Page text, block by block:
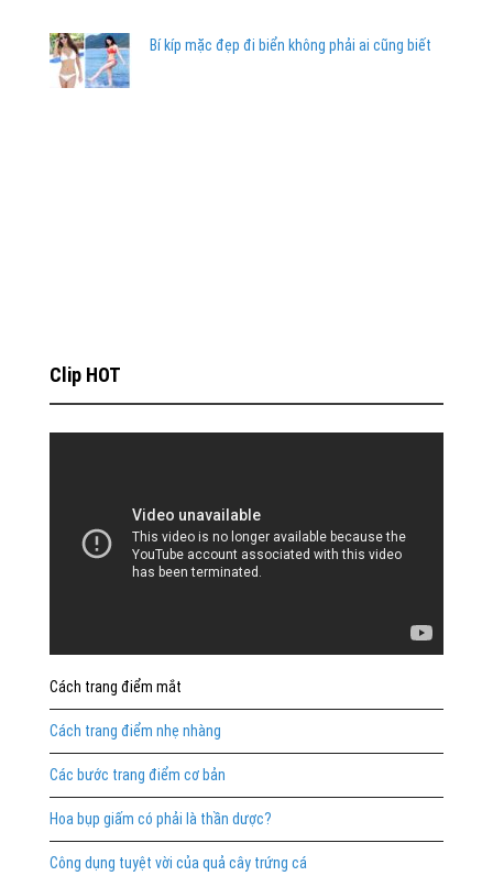
Bí kíp mặc đẹp đi biển không phải ai cũng biết
Clip HOT
Cách trang điểm mắt
Cách trang điểm nhẹ nhàng
Các bước trang điểm cơ bản
Hoa bụp giấm có phải là thần dược?
Công dụng tuyệt vời của quả cây trứng cá